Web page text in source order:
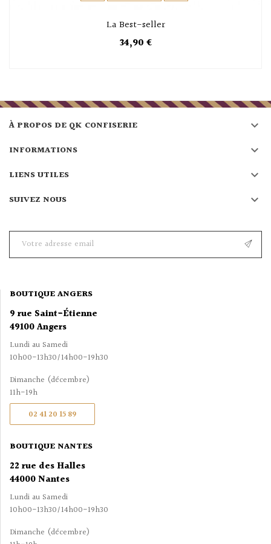
La Best-seller
34,90 €
À PROPOS DE QK CONFISERIE 
INFORMATIONS 
LIENS UTILES 
SUIVEZ NOUS 
BOUTIQUE ANGERS
9 rue Saint-Étienne
49100 Angers
Lundi au Samedi
10h00-13h30/14h00-19h30
Dimanche (décembre)
11h-19h
02 41 20 15 89
BOUTIQUE NANTES
22 rue des Halles
44000 Nantes
Lundi au Samedi
10h00-13h30/14h00-19h30
Dimanche (décembre)